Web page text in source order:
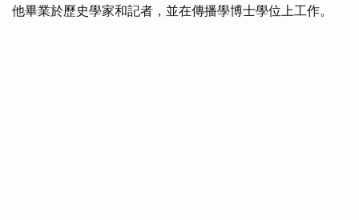
他畢業於歷史學家和記者，並在傳播學博士學位上工作。